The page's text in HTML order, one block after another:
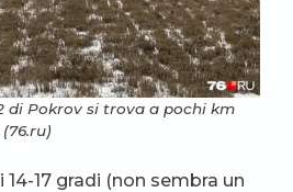
di Pokrov si trova a pochi km
17 gradi (non sembra un